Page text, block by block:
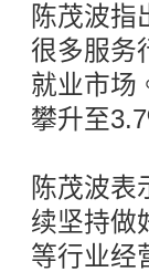
陈茂波指
很多服务
就业市场
攀升至
陈茂波表
续坚持做
等行业经